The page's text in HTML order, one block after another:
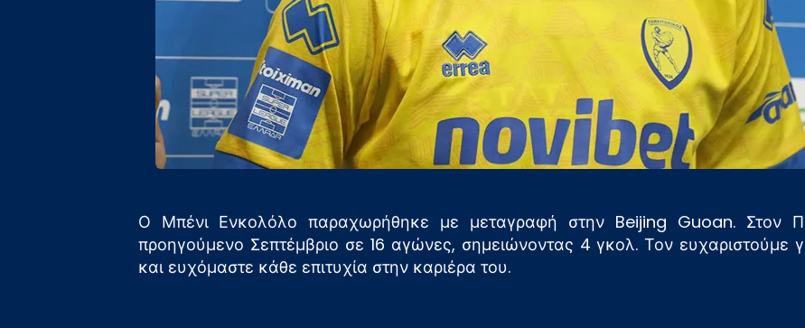
Ο Μπένι Ενκολόλο παραχωρήθηκε με μεταγραφή στην Beijing Guoan. Στον
προηγούμενο Σεπτέμβριο σε 16 αγώνες, σημειώνοντας 4 γκολ. Τον
και ευχόμαστε κάθε επιτυχία στην καριέρα του.